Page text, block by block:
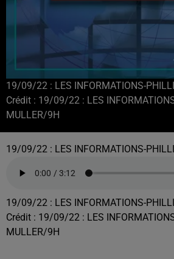
19/09/22 : LES INFORMATIONS-
Crédit : 19/09/22 : LES
MULLER/9H
19/09/22 : LES INFORMATIONS-
19/09/22 : LES INFORMATIONS-
Crédit : 19/09/22 : LES
MULLER/9H